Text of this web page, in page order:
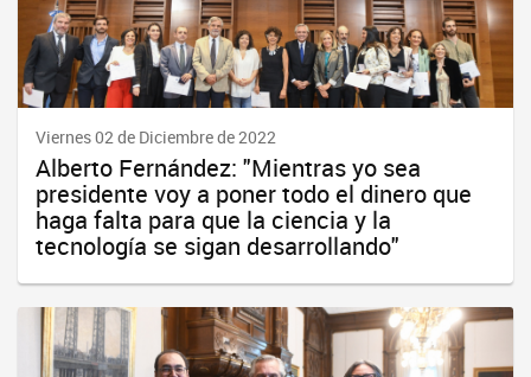
Viernes 02 de Diciembre de 2022
Alberto Fernández: "Mientras yo sea
presidente voy a poner todo el dinero que
haga falta para que la ciencia y la
tecnología se sigan desarrollando"